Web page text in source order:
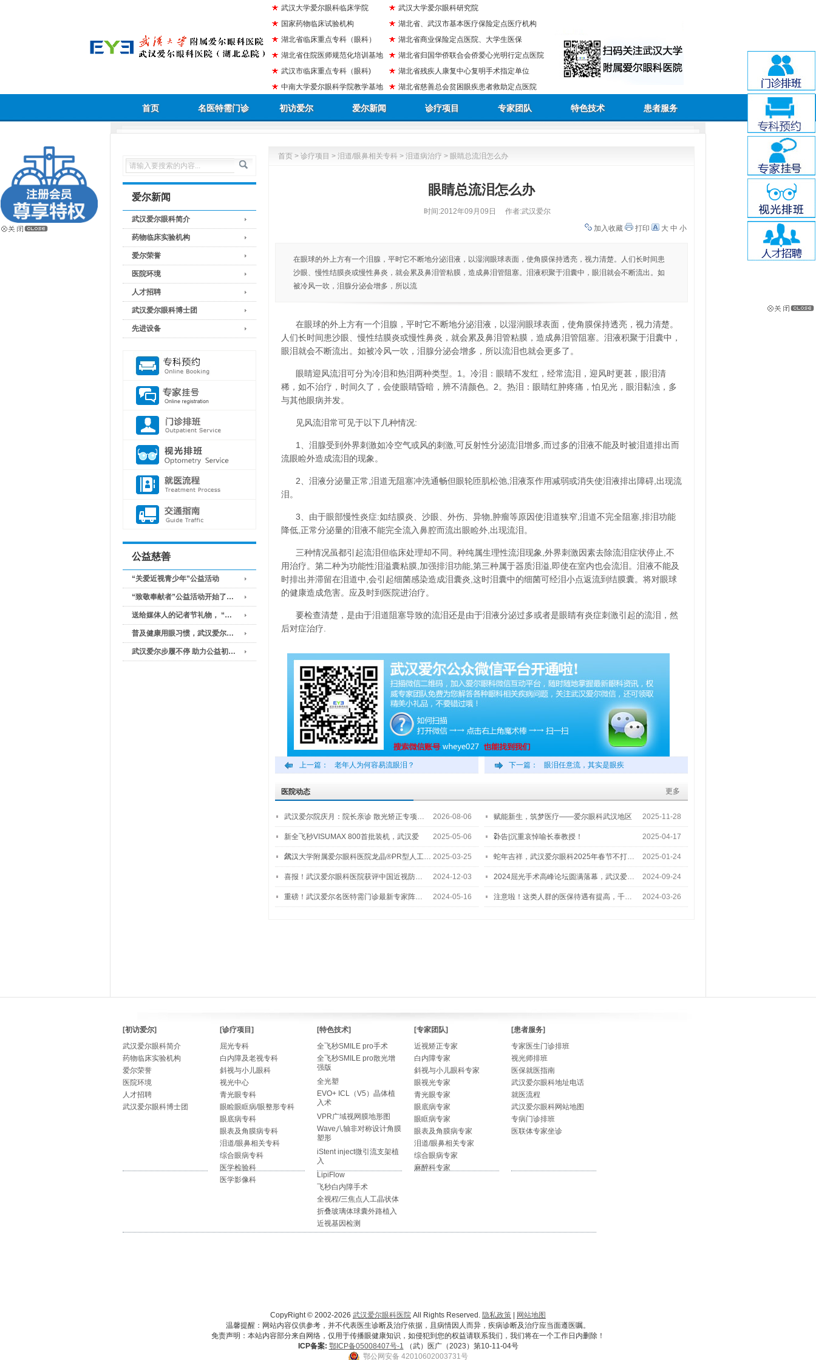
武汉大学爱尔眼科临床学院
国家药物临床试验机构
湖北省临床重点专科（眼科）
湖北省住院医师规范化培训基地
武汉市临床重点专科（眼科)
中南大学爱尔眼科学院教学基地
武汉大学爱尔眼科研究院
湖北省、武汉市基本医疗保险定点医疗机构
湖北省商业保险定点医院、大学生医保
湖北省归国华侨联合会侨爱心光明行定点医院
湖北省残疾人康复中心复明手术指定单位
湖北省慈善总会贫困眼疾患者救助定点医院
首页 名医特需门诊 初访爱尔 爱尔新闻 诊疗项目 专家团队 特色技术 患者服务
爱尔新闻
武汉爱尔眼科简介
药物临床实验机构
爱尔荣誉
医院环境
人才招聘
武汉爱尔眼科博士团
先进设备
公益慈善
“关爱近视青少年”公益活动
“致敬奉献者”公益活动开始了…
送给媒体人的记者节礼物， “…
普及健康用眼习惯，武汉爱尔…
武汉爱尔步履不停 助力公益初…
首页 > 诊疗项目 > 泪道/眼鼻相关专科 > 泪道病治疗 > 眼睛总流泪怎么办
眼睛总流泪怎么办
时间:2012年09月09日
作者:武汉爱尔
加入收藏
打印 大 中 小
在眼球的外上方有一个泪腺，平时它不断地分泌泪液，以湿润眼球表面，使角膜保持透亮，视力清楚。人们长时间患
沙眼、慢性结膜炎或慢性鼻炎，就会累及鼻泪管粘膜，造成鼻泪管阻塞。泪液积聚于泪囊中，眼泪就会不断流出。如
被冷风一吹，泪腺分泌会增多，所以流
在眼球的外上方有一个泪腺，平时它不断地分泌泪液，以湿润眼球表面，使角膜保持透亮，视力清楚。
人们长时间患沙眼、慢性结膜炎或慢性鼻炎，就会累及鼻泪管粘膜，造成鼻泪管阻塞。泪液积聚于泪囊中，
眼泪就会不断流出。如被冷风一吹，泪腺分泌会增多，所以流泪也就会更多了。
眼睛迎风流泪可分为冷泪和热泪两种类型。1。冷泪：眼睛不发红，经常流泪，迎风时更甚，眼泪清
稀，如不治疗，时间久了，会使眼睛昏暗，辨不清颜色。2。热泪：眼睛红肿疼痛，怕见光，眼泪黏浊，多
与其他眼病并发。
见风流泪常可见于以下几种情况:
1、泪腺受到外界刺激如冷空气或风的刺激,可反射性分泌流泪增多,而过多的泪液不能及时被泪道排出而
流眼睑外造成流泪的现象。
2、泪液分泌量正常,泪道无阻塞冲洗通畅但眼轮匝肌松弛,泪液泵作用减弱或消失使泪液排出障碍,出现流
泪。
3、由于眼部慢性炎症:如结膜炎、沙眼、外伤、异物,肿瘤等原因使泪道狭窄,泪道不完全阻塞,排泪功能
降低,正常分泌量的泪液不能完全流入鼻腔而流出眼睑外,出现流泪。
三种情况虽都引起流泪但临床处理却不同。种纯属生理性流泪现象,外界刺激因素去除流泪症状停止,不
用治疗。第二种为功能性泪溢囊粘膜,加强排泪功能,第三种属于器质泪溢,即使在室内也会流泪。泪液不能及
时排出并滞留在泪道中,会引起细菌感染造成泪囊炎,这时泪囊中的细菌可经泪小点返流到结膜囊。将对眼球
的健康造成危害。应及时到医院进治疗。
要检查清楚，是由于泪道阻塞导致的流泪还是由于泪液分泌过多或者是眼睛有炎症刺激引起的流泪，然
后对症治疗.
上一篇： 老年人为何容易流眼泪？ 下一篇： 眼泪任意流，其实是眼疾
更多
医院动态
武汉爱尔院庆月：院长亲诊 散光矫正专项… 2026-08-06 赋能新生，筑梦医疗——爱尔眼科武汉地区
2…
2025-11-28
新全飞秒VISUMAX 800首批装机，武汉爱
尔…
2025-05-06 讣告|沉重哀悼喻长泰教授！ 2025-04-17
武汉大学附属爱尔眼科医院龙晶®PR型人工… 2025-03-25 蛇年吉祥，武汉爱尔眼科2025年春节不打… 2025-01-24
喜报！武汉爱尔眼科医院获评中国近视防… 2024-12-03 2024屈光手术高峰论坛圆满落幕，武汉爱… 2024-09-24
重磅！武汉爱尔名医特需门诊最新专家阵… 2024-05-16 注意啦！这类人群的医保待遇有提高，千… 2024-03-26
[初访爱尔]
武汉爱尔眼科简介
药物临床实验机构
爱尔荣誉
医院环境
人才招聘
武汉爱尔眼科博士团
[诊疗项目]
屈光专科
白内障及老视专科
斜视与小儿眼科
视光中心
青光眼专科
眼睑眼眶病/眼整形专科
眼底病专科
眼表及角膜病专科
泪道/眼鼻相关专科
综合眼病专科
医学检验科
医学影像科
[特色技术]
全飞秒SMILE pro手术
全飞秒SMILE pro散光增
强版
全光塑
EVO+ ICL（V5）晶体植
入术
VPR广域视网膜地形图
Wave八轴非对称设计角膜
塑形
iStent inject微引流支架植
入
LipiFlow
飞秒白内障手术
全视程/三焦点人工晶状体
折叠玻璃体球囊外路植入
近视基因检测
[专家团队]
近视矫正专家
白内障专家
斜视与小儿眼科专家
眼视光专家
青光眼专家
眼底病专家
眼眶病专家
眼表及角膜病专家
泪道/眼鼻相关专家
综合眼病专家
麻醉科专家
[患者服务]
专家医生门诊排班
视光师排班
医保就医指南
武汉爱尔眼科地址电话
就医流程
武汉爱尔眼科网站地图
专病门诊排班
医联体专家坐诊
CopyRight © 2002-2026 武汉爱尔眼科医院 All Rights Reserved. 隐私政策
网站地图
温馨提醒：网站内容仅供参考，并不代表医生诊断及治疗依据，且病情因人而异，疾病诊断及治疗应当面遵医嘱。
免责声明：本站内容部分来自网络，仅用于传播眼健康知识，如侵犯到您的权益请联系我们，我们将在一个工作日内删除！
ICP备案: 鄂ICP备05008407号-1 （武）医广（2023）第10-11-04号
鄂公网安备 42010602003731号